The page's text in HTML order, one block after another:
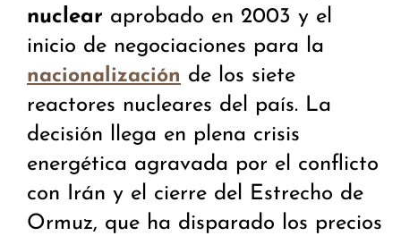
nuclear aprobado en 2003 y el
inicio de negociaciones para la
nacionalización de los siete
reactores nucleares del país. La
decisión llega en plena crisis
energética agravada por el conflicto
con Irán y el cierre del Estrecho de
Ormuz, que ha disparado los precios